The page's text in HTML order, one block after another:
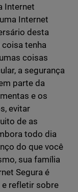
Internet
Internet
desta
tenha
coisas
a segurança
parte da
e os
evitar
de as
todo dia
do que você
sua família
Segura é
refletir sobre